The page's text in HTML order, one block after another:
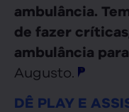
ambulância.
de fazer
ambulância
Augusto.
DÊ PLAY E